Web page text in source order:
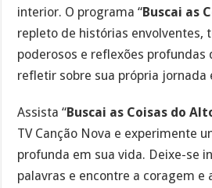
interior. O programa “Buscai as
repleto de histórias envolventes,
poderosos e reflexões profundas
refletir sobre sua própria jornada
Assista “Buscai as Coisas do
TV Canção Nova e experimente
profunda em sua vida. Deixe-se
palavras e encontre a coragem e